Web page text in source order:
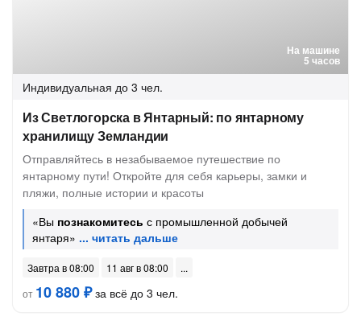
На машине
5 часов
Индивидуальная до 3 чел.
Из Светлогорска в Янтарный: по янтарному
хранилищу Земландии
Отправляйтесь в незабываемое путешествие по
янтарному пути! Откройте для себя карьеры, замки и
пляжи, полные истории и красоты
«Вы познакомитесь с промышленной добычей
янтаря»
Завтра в 08:00
11 авг в 08:00
от 10 880 ₽за всё до 3 чел.